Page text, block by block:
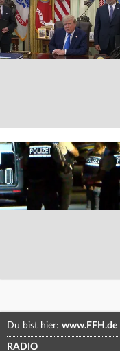
Du bist hier: www.FFH.de
RADIO